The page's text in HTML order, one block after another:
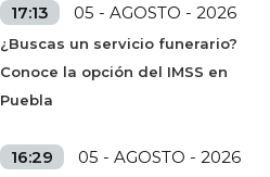
17:13 05 - AGOSTO - 2026
¿Buscas un servicio funerario?
Conoce la opción del IMSS en
Puebla
16:29 05 - AGOSTO - 2026